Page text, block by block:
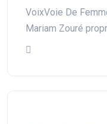
VoixVoie De
Mariam Zouré